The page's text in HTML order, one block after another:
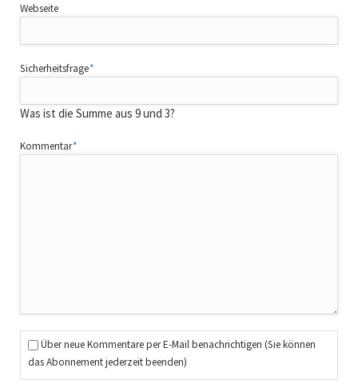
Webseite
Pflichtfeld
Sicherheitsfrage*
Was ist die Summe aus 9 und 3?
Pflichtfeld
Kommentar*
Über neue Kommentare per E-Mail benachrichtigen (Sie können
das Abonnement jederzeit beenden)